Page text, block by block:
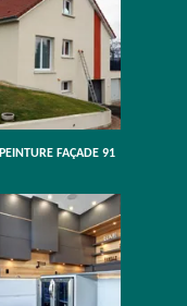
PEINTURE FAÇADE 91